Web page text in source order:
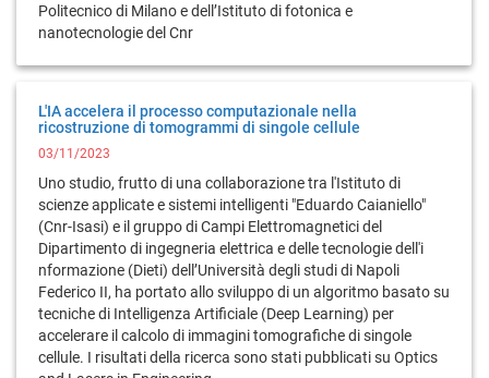
Politecnico di Milano e dell’Istituto di fotonica e
nanotecnologie del Cnr
L'IA accelera il processo computazionale nella
ricostruzione di tomogrammi di singole cellule
03/11/2023
Uno studio, frutto di una collaborazione tra l'Istituto di
scienze applicate e sistemi intelligenti "Eduardo Caianiello"
(Cnr-Isasi) e il gruppo di Campi Elettromagnetici del
Dipartimento di ingegneria elettrica e delle tecnologie dell'i
nformazione (Dieti) dell’Università degli studi di Napoli
Federico II, ha portato allo sviluppo di un algoritmo basato su
tecniche di Intelligenza Artificiale (Deep Learning) per
accelerare il calcolo di immagini tomografiche di singole
cellule. I risultati della ricerca sono stati pubblicati su Optics